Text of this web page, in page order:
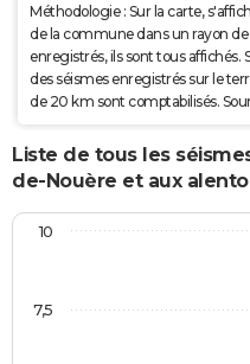
Méthodologie : Sur la carte,
de la commune dans un rayon
enregistrés, ils sont tous affichés.
des séismes enregistrés sur le
de 20 km sont comptabilisés.
Liste de tous les
de-Nouère et aux
10
7,5